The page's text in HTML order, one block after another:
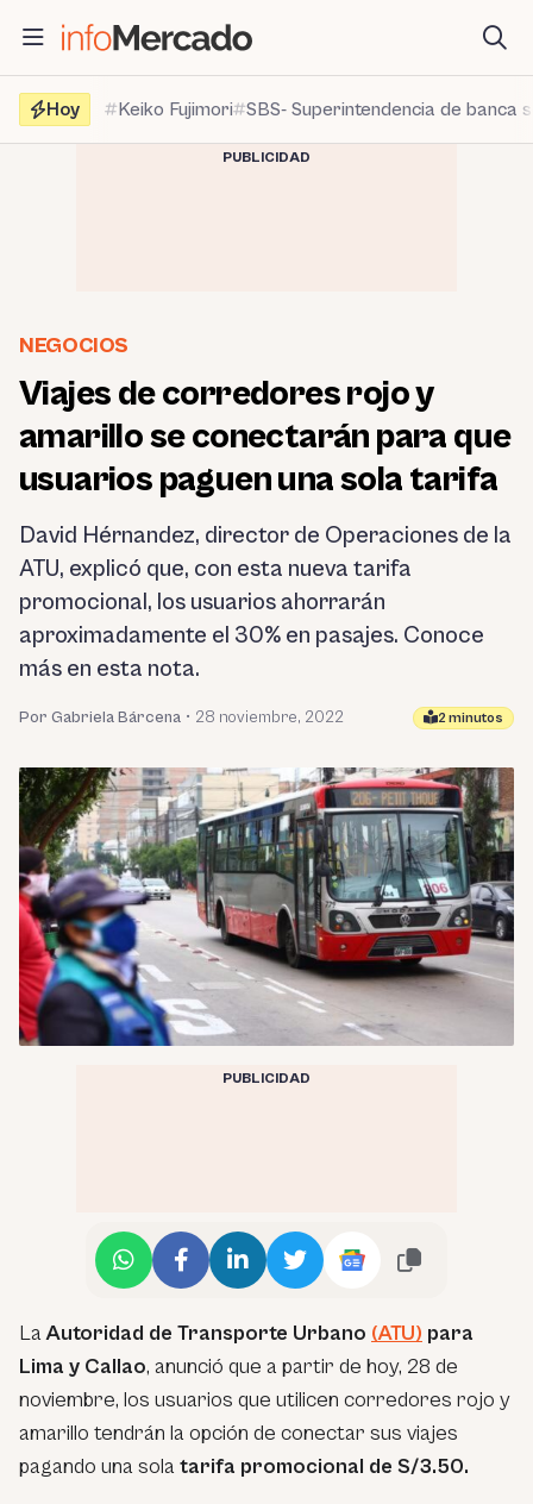
contenido
Hoy
Keiko Fujimori SBS- Superintendencia de banca
PUBLICIDAD
NEGOCIOS
Viajes de corredores rojo y
amarillo se conectarán para que
usuarios paguen una sola tarifa
David Hérnandez, director de Operaciones de la
ATU, explicó que, con esta nueva tarifa
promocional, los usuarios ahorrarán
aproximadamente el 30% en pasajes. Conoce
más en esta nota.
Por Gabriela Bárcena • 28 noviembre, 2022 2 minutos
PUBLICIDAD
LaAutoridad de Transporte Urbano (ATU) para
Lima y Callao, anunció que a partir de hoy, 28 de
noviembre, los usuarios que utilicen corredores rojo y
amarillo tendrán la opción de conectar sus viajes
pagando una sola tarifa promocional de S/3.50.